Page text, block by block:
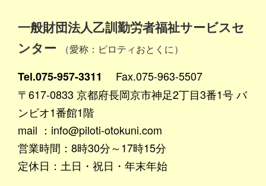
一般財団法人乙訓勤労者福祉サービスセ
ンター
（愛称：ピロティおとくに）
Tel.075-957-3311
Fax.075-963-5507
〒617-0833 京都府長岡京市神足2丁目3番1号 バ
ンビオ1番館1階
mail ：info@piloti-otokuni.com
営業時間：8時30分～17時15分
定休日：土日・祝日・年末年始